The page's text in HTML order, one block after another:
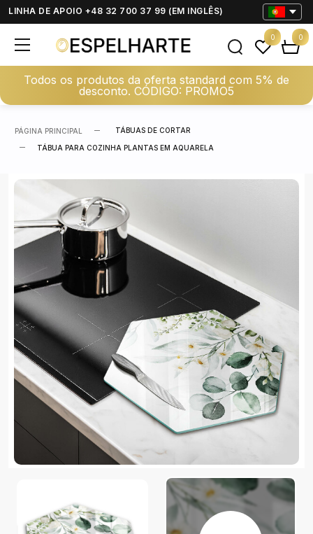
LINHA DE APOIO +48 32 700 37 99 (EM INGLÊS)
Todos os produtos da oferta standard com 5% de
desconto. CÓDIGO: PROMO5
0 0
PÁGINA PRINCIPAL TÁBUAS DE CORTAR
TÁBUA PARA COZINHA PLANTAS EM AQUARELA